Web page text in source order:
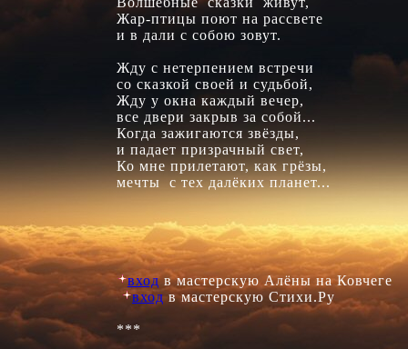
Жар-птицы поют на рассвете
и в дали с собою зовут.
Жду с нетерпением встречи
со сказкой своей и судьбой,
Жду у окна каждый вечер,
все двери закрыв за собой...
Когда зажигаются звёзды,
и падает призрачный свет,
Ко мне прилетают, как грёзы,
мечты  с тех далёких планет...
вход в мастерскую Алёны на Ковчеге
вход в мастерскую Стихи.Ру
***